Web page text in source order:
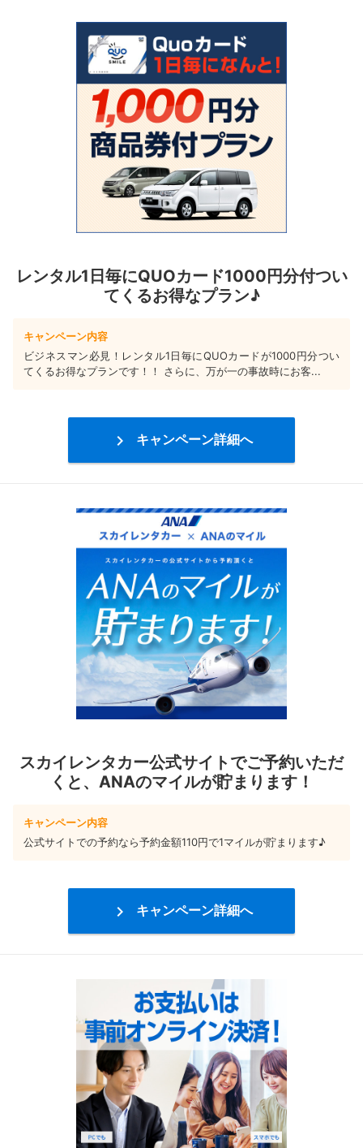
レンタル1日毎にQUOカード1000円分付つい
てくるお得なプラン♪
キャンペーン内容
ビジネスマン必見！レンタル1日毎にQUOカードが1000円分つい
てくるお得なプランです！！ さらに、万が一の事故時にお客...
 キャンペーン詳細へ
スカイレンタカー公式サイトでご予約いただ
くと、ANAのマイルが貯まります！
キャンペーン内容
公式サイトでの予約なら予約金額110円で1マイルが貯まります♪
 キャンペーン詳細へ